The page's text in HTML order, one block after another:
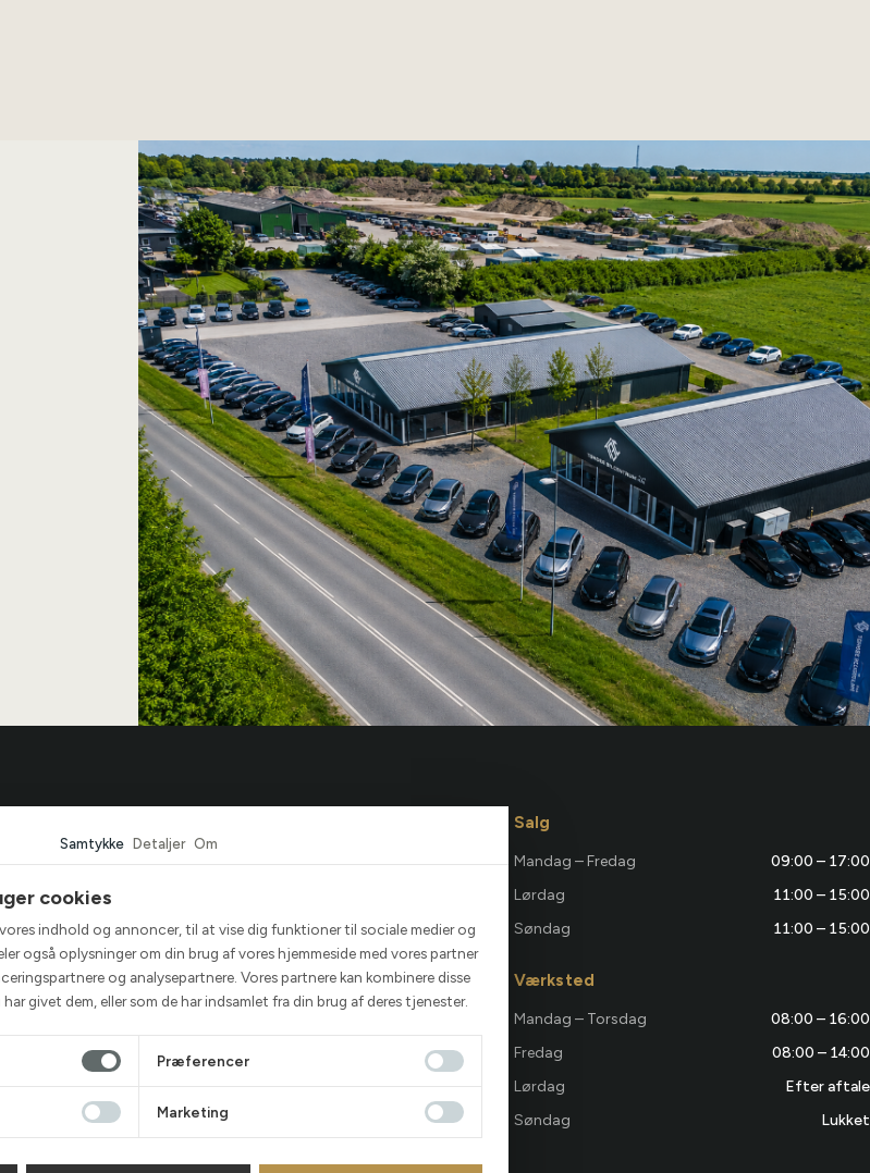
Se alle biler
Audi
Mercedes
Volkswagen
Salg
Mandag – Fredag
09:00 – 17:00
Lørdag
11:00 – 15:00
Søndag
11:00 – 15:00
Værksted
Mandag – Torsdag
08:00 – 16:00
Fredag
08:00 – 14:00
Lørdag
Efter aftale
Søndag
Lukket
Samtykke Detaljer Om
cookies
indhold og annoncer, til at vise dig funktioner til sociale medier og
også oplysninger om din brug af vores hjemmeside med vores partner
og analysepartnere. Vores partnere kan kombinere disse
givet dem, eller som de har indsamlet fra din brug af deres tjenester.
Præferencer
Marketing